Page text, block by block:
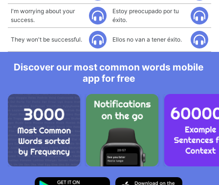
I'm worrying about your
success.
Estoy preocupado por tu
éxito.
They won't be successful. Ellos no van a tener éxito.
Discover our most common words mobile
app for free